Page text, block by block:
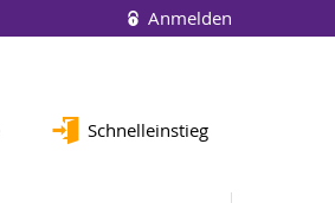
Anmelden
Schnelleinstieg